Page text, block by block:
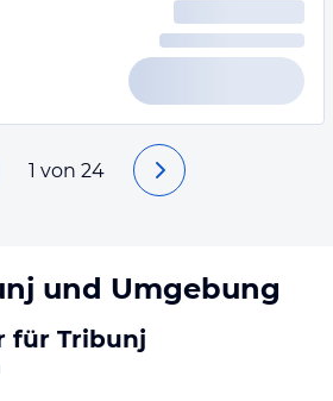
1 von 24
und Umgebung
für Tribunj